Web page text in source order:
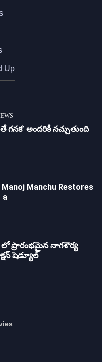
Up
గ‌న‌క‌’ అందరికీ నచ్చుతుంది
Manoj Manchu Restores
a
ప్రారంభమైన నాగశౌర్య
షెడ్యూల్